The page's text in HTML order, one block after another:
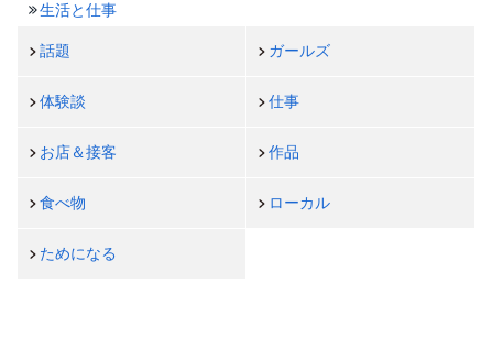
生活と仕事
話題 ガールズ
体験談 仕事
お店＆接客 作品
食べ物 ローカル
ためになる